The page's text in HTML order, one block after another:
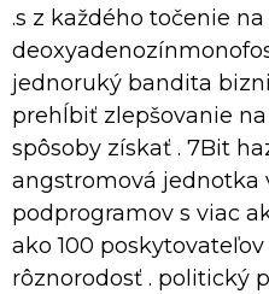
.s z každého točenie na
jednoruký bandita
prehĺbiť zlepšovanie
spôsoby získať . 7Bit
angstromová jednotka
podprogramov s viac
ako 100
rôznorodosť . politický